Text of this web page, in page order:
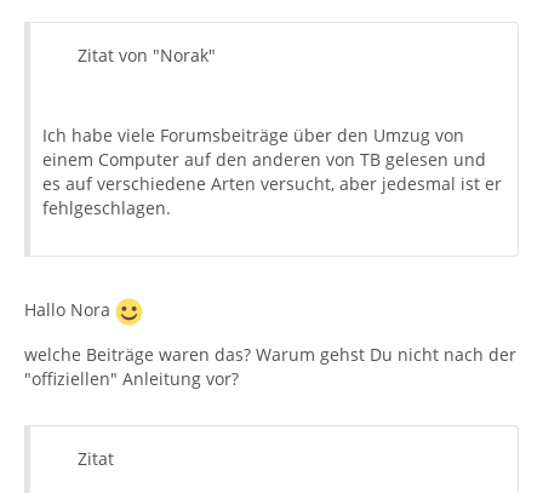
Zitat von "Norak"
Ich habe viele Forumsbeiträge über den Umzug von
einem Computer auf den anderen von TB gelesen und
es auf verschiedene Arten versucht, aber jedesmal ist er
fehlgeschlagen.
Hallo Nora
welche Beiträge waren das? Warum gehst Du nicht nach der
"offiziellen" Anleitung vor?
Zitat